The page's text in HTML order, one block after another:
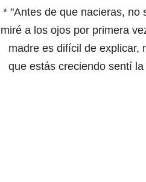
* "Antes de que nacieras, no
miré a los ojos por primera
madre es difícil de explicar,
que estás creciendo sentí